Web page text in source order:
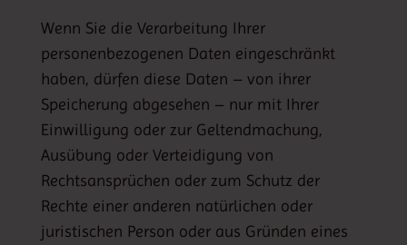
Wenn Sie die Verarbeitung Ihrer
personenbezogenen Daten eingeschränkt
haben, dürfen diese Daten – von ihrer
Speicherung abgesehen – nur mit Ihrer
Einwilligung oder zur Geltendmachung,
Ausübung oder Verteidigung von
Rechtsansprüchen oder zum Schutz der
Rechte einer anderen natürlichen oder
juristischen Person oder aus Gründen eines